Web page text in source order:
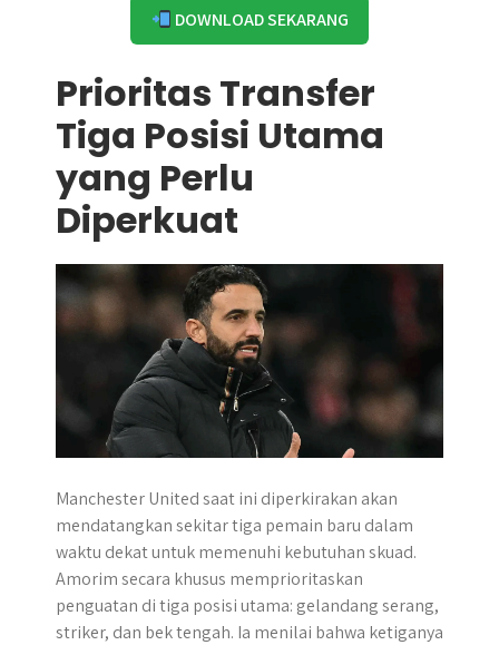
DOWNLOAD SEKARANG
Prioritas Transfer
Tiga Posisi Utama
yang Perlu
Diperkuat
Manchester United saat ini diperkirakan akan
mendatangkan sekitar tiga pemain baru dalam
waktu dekat untuk memenuhi kebutuhan skuad.
Amorim secara khusus memprioritaskan
penguatan di tiga posisi utama: gelandang serang,
striker, dan bek tengah. Ia menilai bahwa ketiganya